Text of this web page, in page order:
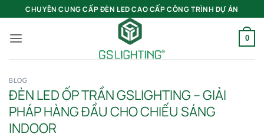
qua
nội
CHUYÊN CUNG CẤP ĐÈN LED CAO CẤP CÔNG TRÌNH DỰ ÁN
0
BLOG
ĐÈN LED ỐP TRẦN GSLIGHTING – GIẢI
PHÁP HÀNG ĐẦU CHO CHIẾU SÁNG
INDOOR